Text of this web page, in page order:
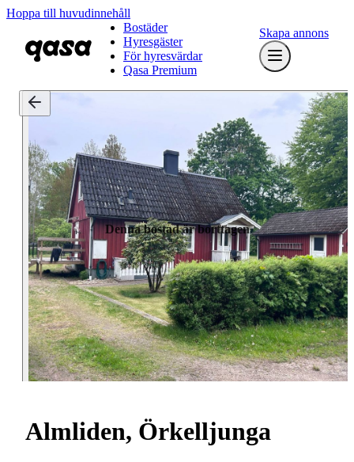
Hoppa till huvudinnehåll
Bostäder
Hyresgäster
För hyresvärdar
Qasa Premium
Skapa annons
Denna bostad är borttagen
Almliden, Örkelljunga